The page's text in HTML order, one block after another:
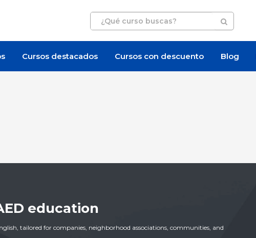
Cursos destacados Cursos con descuento Blog
education
tailored for companies, neighborhood associations, communities, and